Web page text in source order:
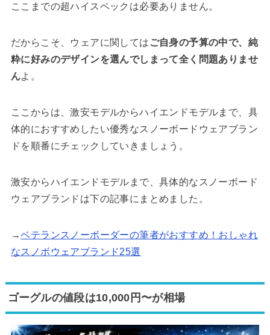
ここまでの超ハイスペックは必要ありません。
だからこそ、ウェアに関しては ご自身の予算の中で、純
粋に好みのデザインを選んでしまって全く問題ありませ
んよ。
ここからは、激安モデルからハイエンドモデルまで、具
体的におすすめしたい優秀なスノーボードウェアブラン
ドを順番にチェックしていきましょう。
激安からハイエンドモデルまで、具体的なスノーボード
ウェアブランドは下の記事にまとめました。
→ベテランスノーボーダーの筆者がおすすめ！おしゃれ
なスノボウェアブランド25選
ゴーグルの値段は10,000円〜が相場